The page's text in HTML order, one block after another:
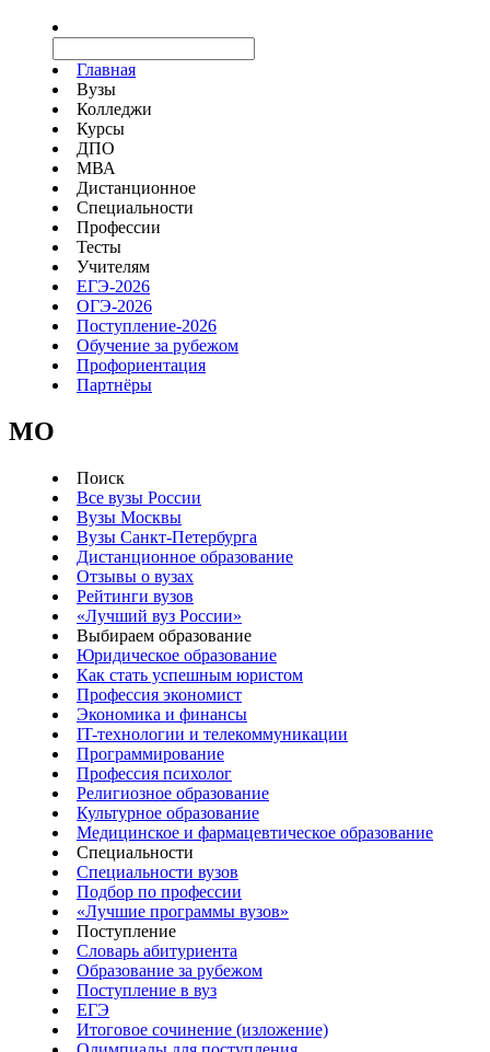
Главная
Вузы
Колледжи
Курсы
ДПО
МВА
Дистанционное
Специальности
Профессии
Тесты
Учителям
ЕГЭ-2026
ОГЭ-2026
Поступление-2026
Обучение за рубежом
Профориентация
Партнёры
MO
Поиск
Все вузы России
Вузы Москвы
Вузы Санкт-Петербурга
Дистанционное образование
Отзывы о вузах
Рейтинги вузов
«Лучший вуз России»
Выбираем образование
Юридическое образование
Как стать успешным юристом
Профессия экономист
Экономика и финансы
IT-технологии и телекоммуникации
Программирование
Профессия психолог
Религиозное образование
Культурное образование
Медицинское и фармацевтическое образование
Специальности
Специальности вузов
Подбор по профессии
«Лучшие программы вузов»
Поступление
Словарь абитуриента
Образование за рубежом
Поступление в вуз
ЕГЭ
Итоговое сочинение (изложение)